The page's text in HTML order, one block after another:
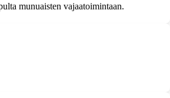
munuaisten vajaatoimintaan.